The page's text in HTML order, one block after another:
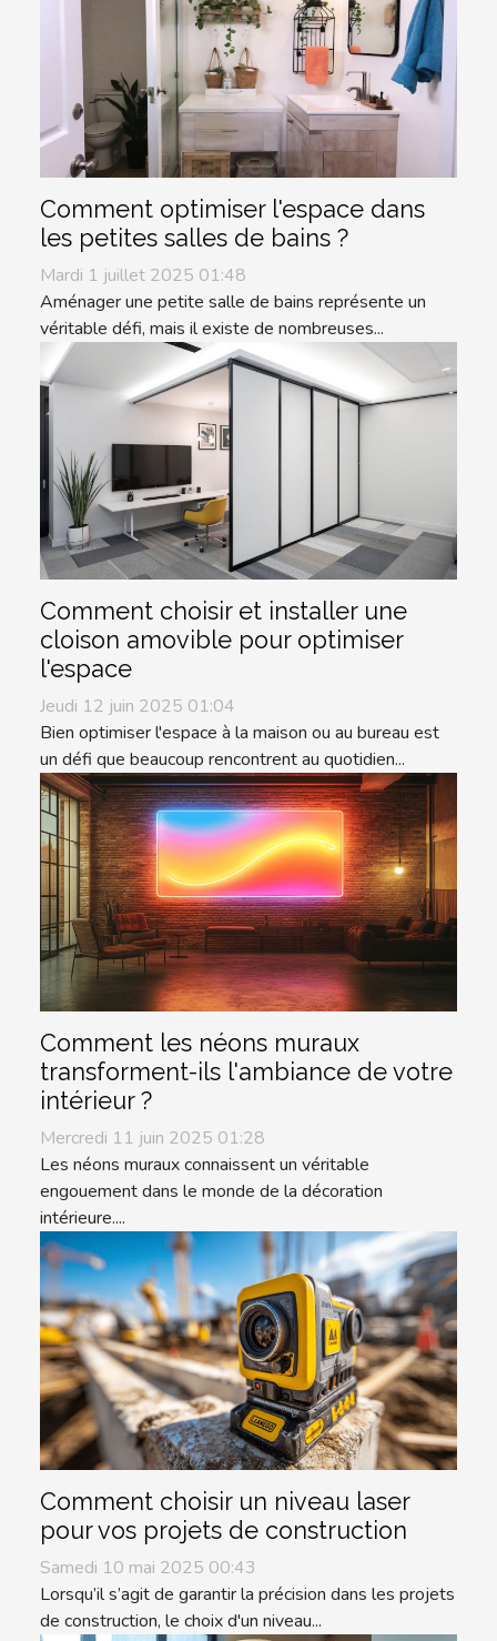
Comment optimiser l'espace dans
les petites salles de bains ?
Mardi 1 juillet 2025 01:48
Aménager une petite salle de bains représente un
véritable défi, mais il existe de nombreuses...
Comment choisir et installer une
cloison amovible pour optimiser
l'espace
Jeudi 12 juin 2025 01:04
Bien optimiser l'espace à la maison ou au bureau est
un défi que beaucoup rencontrent au quotidien...
Comment les néons muraux
transforment-ils l'ambiance de votre
intérieur ?
Mercredi 11 juin 2025 01:28
Les néons muraux connaissent un véritable
engouement dans le monde de la décoration
intérieure....
Comment choisir un niveau laser
pour vos projets de construction
Samedi 10 mai 2025 00:43
Lorsqu’il s’agit de garantir la précision dans les projets
de construction, le choix d'un niveau...